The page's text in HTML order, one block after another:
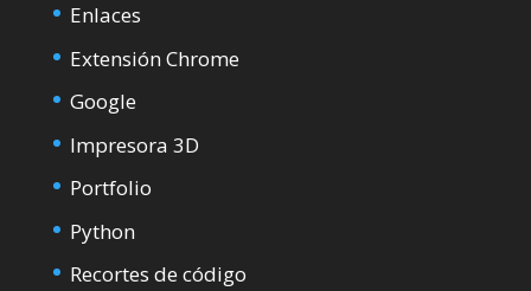
Enlaces
Extensión Chrome
Google
Impresora 3D
Portfolio
Python
Recortes de código